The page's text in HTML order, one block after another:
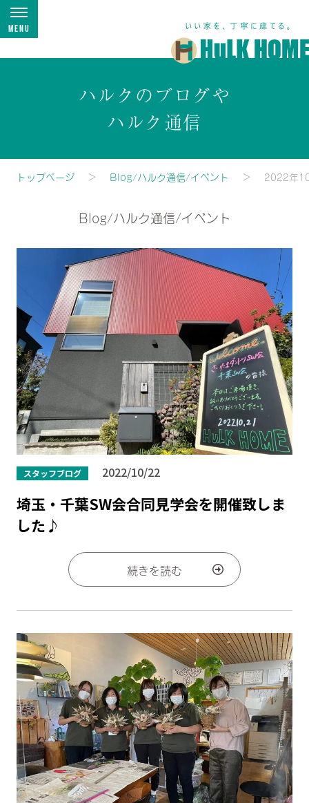
Menu
ハルクのブログや
ハルク通信
トップページ Blog/ハルク通信/イベント 2022年
Blog/ハルク通信/イベント
スタッフブログ 2022/10/22
埼玉・千葉SW会合同見学会を開催致しま
した♪
続きを読む